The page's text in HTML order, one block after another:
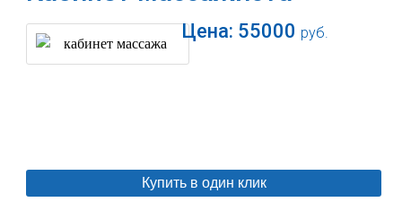
Цена: 55000 руб.
Купить в один клик